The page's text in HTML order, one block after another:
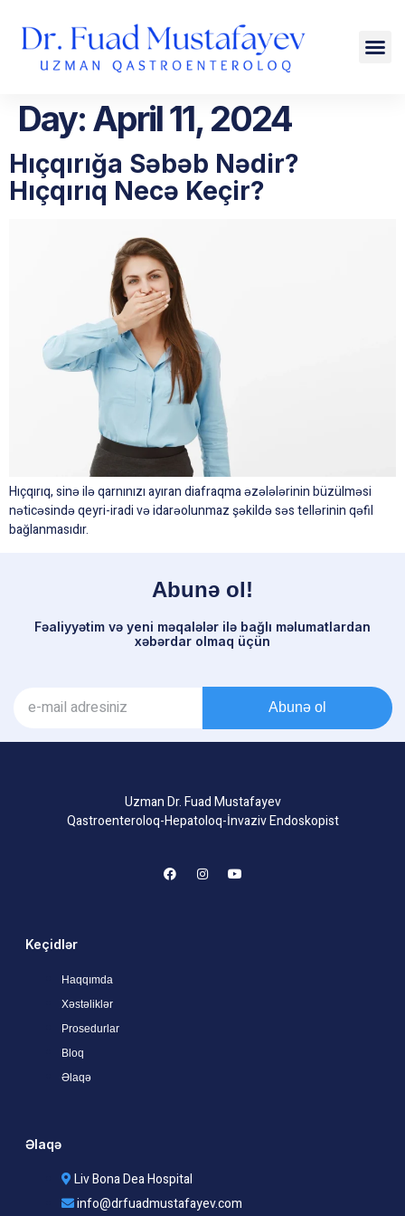
Day:April 11, 2024
Hıçqırığa Səbəb Nədir?
Hıçqırıq Necə Keçir?
Hıçqırıq, sinə ilə qarnınızı ayıran diafraqma əzələlərinin büzülməsi
nəticəsində qeyri-iradi və idarəolunmaz şəkildə səs tellərinin qəfil
bağlanmasıdır.
Abunə ol!
Fəaliyyətim və yeni məqalələr ilə bağlı məlumatlardan
xəbərdar olmaq üçün
Abunə ol
Uzman Dr. Fuad Mustafayev
Qastroenteroloq-Hepatoloq-İnvaziv Endoskopist
Keçidlər
Haqqımda
Xəstəliklər
Prosedurlar
Bloq
Əlaqə
Əlaqə
Liv Bona Dea Hospital
info@drfuadmustafayev.com